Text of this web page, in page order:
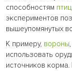
способностям птиц
экспериментов
вышеупомянутых
К примеру, вороны
использовать
источников корма.